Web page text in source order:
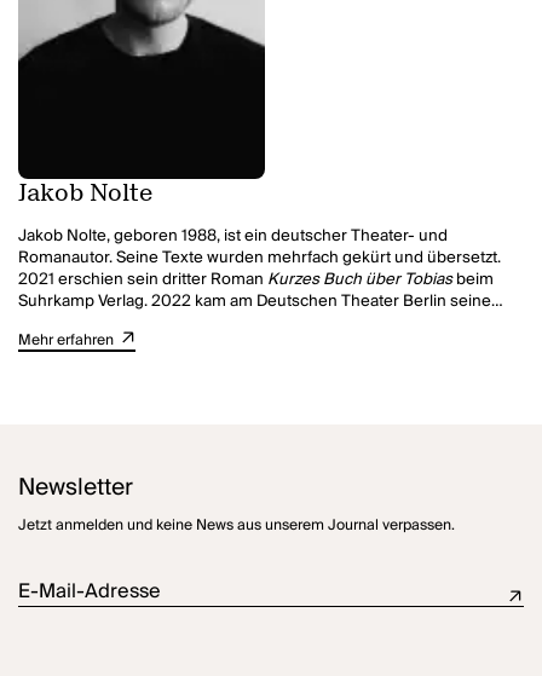
Jakob Nolte
Jakob Nolte, geboren 1988, ist ein deutscher Theater- und
Romanautor. Seine Texte wurden mehrfach gekürt und übersetzt.
2021 erschien sein dritter Roman Kurzes Buch über Tobiasbeim
Suhrkamp Verlag. 2022 kam am Deutschen Theater Berlin seine
Gemeinsam mit Leif Randt kuratiert er das Content Label Tegel
Mehr erfahren
Newsletter
Jetzt anmelden und keine News aus unserem Journal verpassen.
E-Mail-Adresse